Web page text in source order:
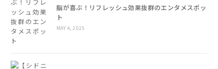
脳が喜ぶ！リフレッシュ効果抜群のエンタメスポッ
ト
MAY 4, 2025